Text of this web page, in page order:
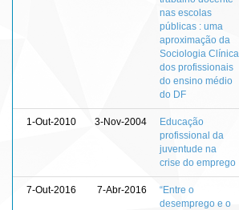
nas escolas
públicas : uma
aproximação da
Sociologia Clínica
dos profissionais
do ensino médio
do DF
1-Out-2010 3-Nov-2004
Educação
profissional da
juventude na
crise do emprego
7-Out-2016 7-Abr-2016
“Entre o
desemprego e o